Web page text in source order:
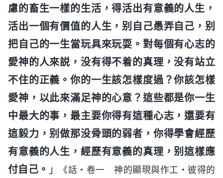
慮的畜生一樣的生活，得活出有意義的人生，
活出一個有價值的人生，别自己愚弄自己，别
把自己的一生當玩具來玩耍。對每個有心志的
愛神的人來説，没有得不着的真理，没有站立
不住的正義。你的一生該怎樣度過？你該怎樣
愛神，以此來滿足神的心意？這些都是你一生
中最大的事，最主要你得有這種心志，還要有
這毅力，别做那没骨頭的弱者，你得學會經歷
有意義的人生，經歷有意義的真理，别這樣應
付自己。 」
《話・卷一 神的顯現與作工・彼得的